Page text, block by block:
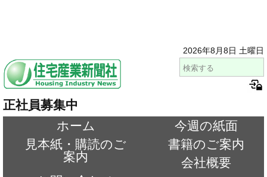
2026年8月8日 土曜日
正社員募集中
ホーム
今週の紙面
見本紙・購読のご
案内
書籍のご案内
会社概要